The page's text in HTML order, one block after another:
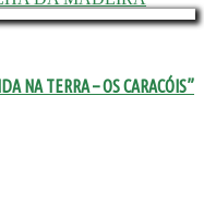
NA TERRA – OS CARACÓIS”